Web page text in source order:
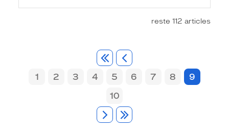
reste 112 articles
1 2 3 4 5 6 7 8
9
10